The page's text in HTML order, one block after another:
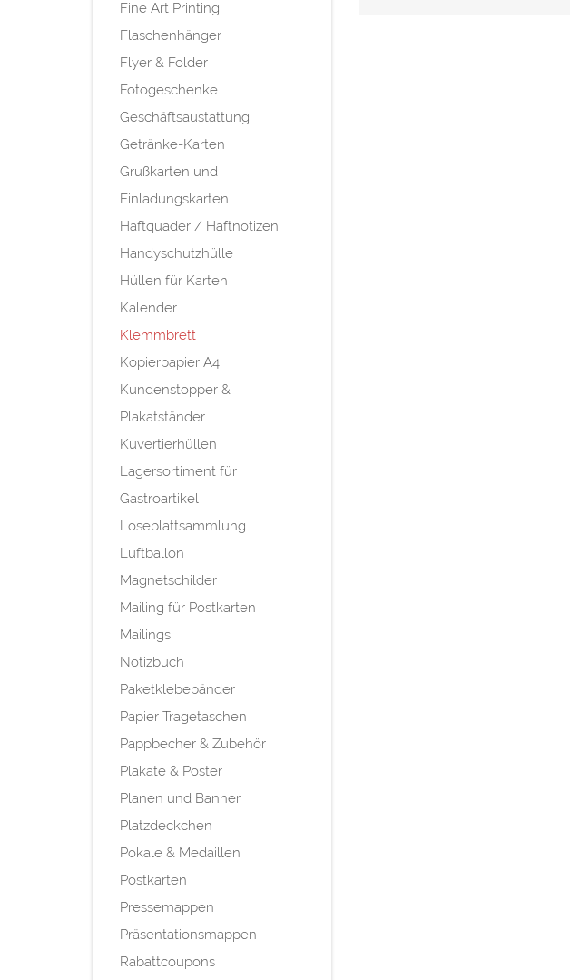
Fine Art Printing
Flaschenhänger
Flyer & Folder
Fotogeschenke
Geschäftsaustattung
Getränke-Karten
Grußkarten und
Einladungskarten
Haftquader / Haftnotizen
Handyschutzhülle
Hüllen für Karten
Kalender
Klemmbrett
Kopierpapier A4
Kundenstopper &
Plakatständer
Kuvertierhüllen
Lagersortiment für
Gastroartikel
Loseblattsammlung
Luftballon
Magnetschilder
Mailing für Postkarten
Mailings
Notizbuch
Paketklebebänder
Papier Tragetaschen
Pappbecher & Zubehör
Plakate & Poster
Planen und Banner
Platzdeckchen
Pokale & Medaillen
Postkarten
Pressemappen
Präsentationsmappen
Rabattcoupons